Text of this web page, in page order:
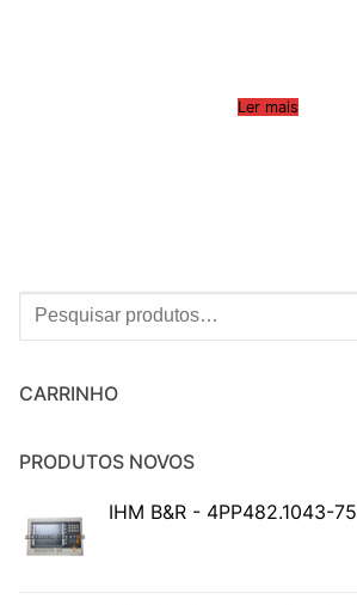
Ler mais
Procurar:
CARRINHO
PRODUTOS NOVOS
IHM B&R - 4PP482.1043-75